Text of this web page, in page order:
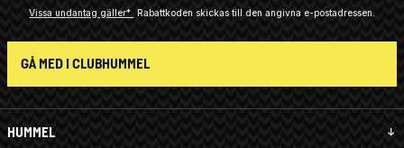
HUMMEL
Vissa undantag gäller* Rabattkoden skickas till den angivna e-postadressen.
GÅ MED I CLUBHUMMEL